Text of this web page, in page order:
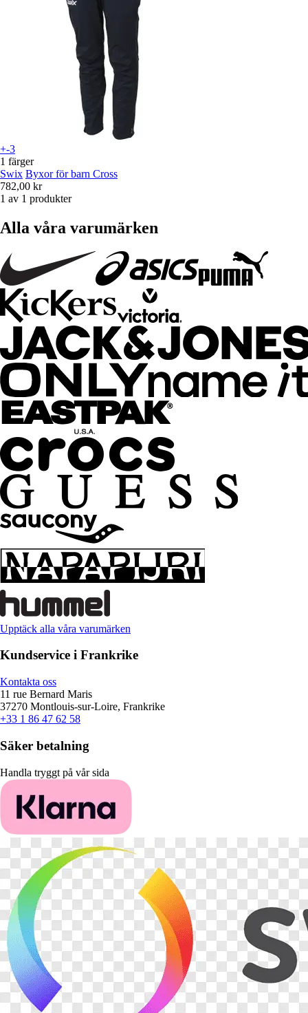
+-3
1 färger
Swix Byxor för barn Cross
782,00 kr
1 av 1 produkter
Alla våra varumärken
Upptäck alla våra varumärken
Kundservice i Frankrike
Kontakta oss
11 rue Bernard Maris
37270 Montlouis-sur-Loire, Frankrike
+33 1 86 47 62 58
Säker betalning
Handla tryggt på vår sida